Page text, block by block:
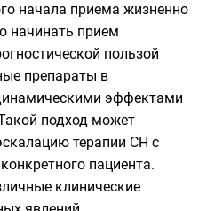
начала приема жизненно
начинать прием
пользой
препараты в
эффектами
подход может
терапии СН с
пациента.
клинические